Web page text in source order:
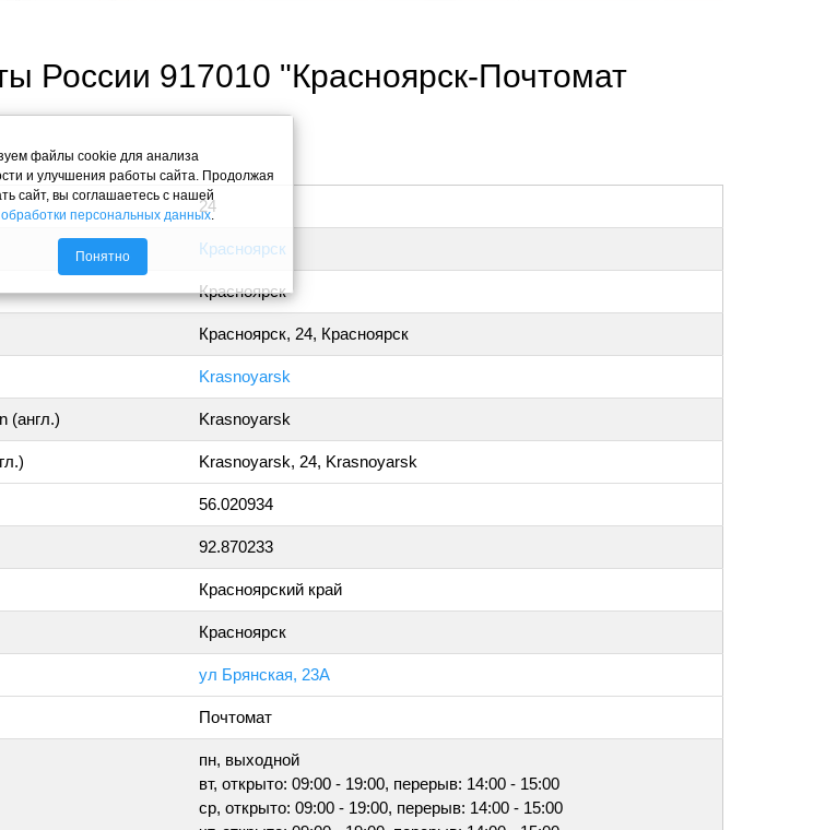
России 917010 "Красноярск-Почтомат
24
Красноярск
Красноярск
Красноярск, 24, Красноярск
Krasnoyarsk
(англ.) Krasnoyarsk
Krasnoyarsk, 24, Krasnoyarsk
56.020934
92.870233
Красноярский край
Красноярск
ул Брянская, 23А
Почтомат
пн, выходной
вт, открыто: 09:00 - 19:00, перерыв: 14:00 - 15:00
ср, открыто: 09:00 - 19:00, перерыв: 14:00 - 15:00
файлы cookie для анализа
и улучшения работы сайта. Продолжая
сайт, вы соглашаетесь с нашей
персональных данных.
Понятно